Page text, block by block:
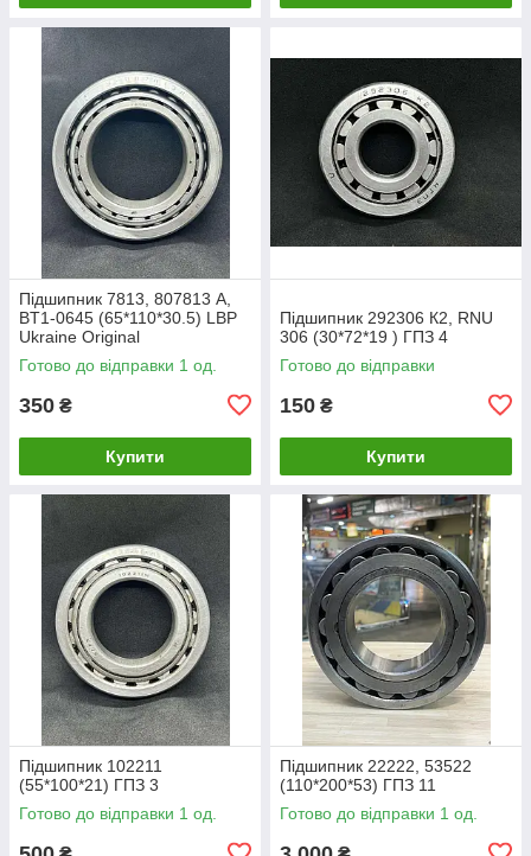
Підшипник 7813, 807813 А,
BT1-0645 (65*110*30.5) LBP
Ukraine Original
Готово до відправки 1 од.
350 ₴
Купити
Підшипник 292306 К2, RNU
306 (30*72*19 ) ГПЗ 4
Готово до відправки
150 ₴
Купити
Підшипник 102211
(55*100*21) ГПЗ 3
Готово до відправки 1 од.
Підшипник 22222, 53522
(110*200*53) ГПЗ 11
Готово до відправки 1 од.